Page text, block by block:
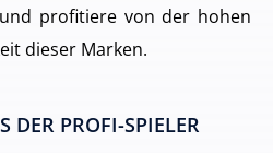
profitiere von der hohen
dieser Marken.
DER PROFI-SPIELER